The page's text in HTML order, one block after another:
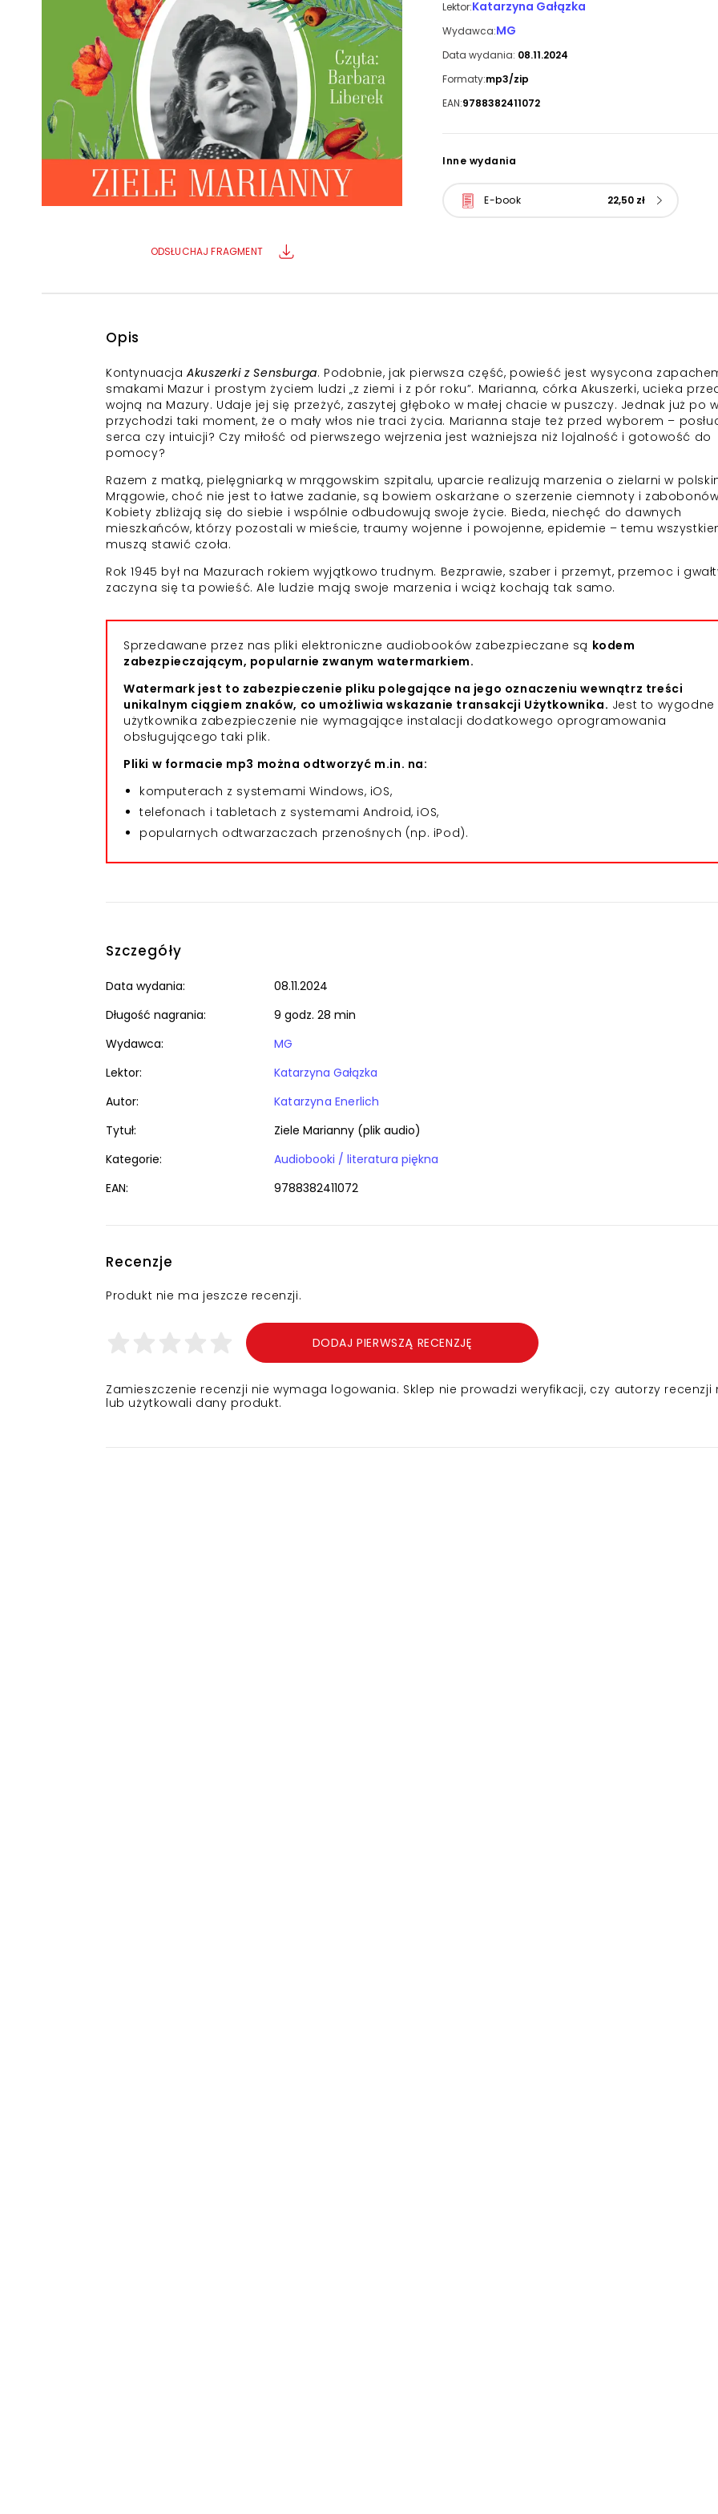
ODSŁUCHAJ FRAGMENT
Lektor:Katarzyna Gałązka
Wydawca:MG
Data wydania: 08.11.2024
Formaty:mp3/zip
EAN:9788382411072
Inne wydania
E-book 22,50 zł
Opis
KontynuacjaAkuszerki z Sensburga. Podobnie, jak pierwsza część, powieść jest wysycona
smakami Mazur i prostym życiem ludzi „z ziemi i z pór roku”. Marianna, córka Akuszerki, ucieka
wojną na Mazury. Udaje jej się przeżyć, zaszytej głęboko w małej chacie w puszczy. Jednak już po
przychodzi taki moment, że o mały włos nie traci życia. Marianna staje też przed wyborem –
serca czy intuicji? Czy miłość od pierwszego wejrzenia jest ważniejsza niż lojalność i gotowość do
pomocy?
Razem z matką, pielęgniarką w mrągowskim szpitalu, uparcie realizują marzenia o zielarni w
Mrągowie, choć nie jest to łatwe zadanie, są bowiem oskarżane o szerzenie ciemnoty i
Kobiety zbliżają się do siebie i wspólnie odbudowują swoje życie. Bieda, niechęć do dawnych
mieszkańców, którzy pozostali w mieście, traumy wojenne i powojenne, epidemie – temu
muszą stawić czoła.
Rok 1945 był na Mazurach rokiem wyjątkowo trudnym. Bezprawie, szaber i przemyt, przemoc i
zaczyna się ta powieść. Ale ludzie mają swoje marzenia i wciąż kochają tak samo.
Sprzedawane przez nas pliki elektroniczne audiobooków zabezpieczane są kodem
zabezpieczającym, popularnie zwanym watermarkiem.
Watermark jest to zabezpieczenie pliku polegające na jego oznaczeniu wewnątrz treści
unikalnym ciągiem znaków, co umożliwia wskazanie transakcji Użytkownika. Jest to wygodne
użytkownika zabezpieczenie nie wymagające instalacji dodatkowego oprogramowania
obsługującego taki plik.
Pliki w formacie mp3 można odtworzyć m.in. na:
komputerach z systemami Windows, iOS,
telefonach i tabletach z systemami Android, iOS,
popularnych odtwarzaczach przenośnych (np. iPod).
Szczegóły
Data wydania:
08.11.2024
Długość nagrania:
9 godz. 28 min
Wydawca:
MG
Lektor:
Katarzyna Gałązka
Autor:
Katarzyna Enerlich
Tytuł:
Ziele Marianny (plik audio)
Kategorie:
Audiobooki / literatura piękna
EAN:
9788382411072
Recenzje
Produkt nie ma jeszcze recenzji.
DODAJ PIERWSZĄ RECENZJĘ
Zamieszczenie recenzji nie wymaga logowania. Sklep nie prowadzi weryfikacji, czy autorzy recenzji
lub użytkowali dany produkt.
Powiększony kursor
Pomoc w czytaniu
Podkreślenie linków